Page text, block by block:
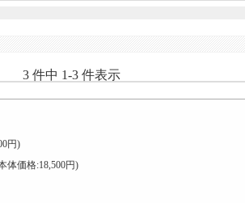
3 件中 1-3 件表示
円)
体価格:18,500円)